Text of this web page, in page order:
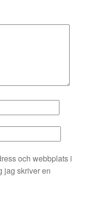
och webbplats i
jag skriver en